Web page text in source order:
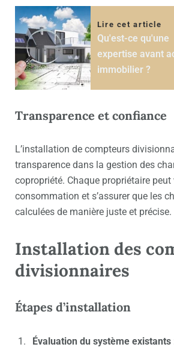
Lire cet article
Qu'est-ce qu'une
expertise avant
immobilier ?
Transparence et confiance
L’installation de compteurs
transparence dans la gestion des
copropriété. Chaque propriétaire peut
consommation et s’assurer que les
calculées de manière juste et précise.
Installation des
divisionnaires
Étapes d’installation
Évaluation du système existants